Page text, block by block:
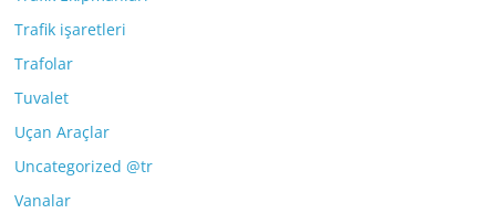
Trafik işaretleri
Trafolar
Tuvalet
Uçan Araçlar
Uncategorized @tr
Vanalar